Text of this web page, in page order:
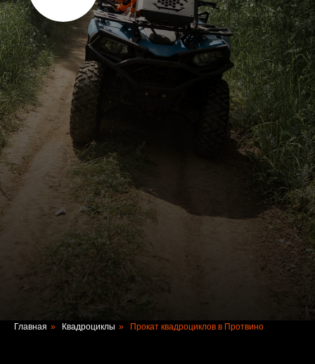
Главная » Квадроциклы » Прокат квадроциклов в Протвино